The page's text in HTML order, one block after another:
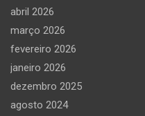
abril 2026
março 2026
fevereiro 2026
janeiro 2026
dezembro 2025
agosto 2024